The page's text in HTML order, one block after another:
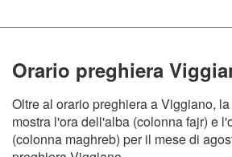
Orario preghiera
Oltre al orario preghiera a Viggiano,
mostra l'ora dell'alba (colonna fajr) e
(colonna maghreb) per il mese di